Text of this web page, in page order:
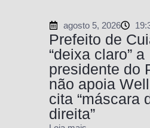
agosto 5, 2026
Prefeito de
“deixa claro” a
presidente do
não apoia
cita “máscara
direita”